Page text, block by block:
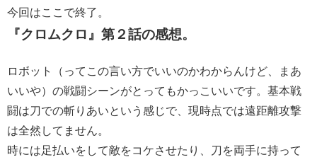
今回はここで終了。
『クロムクロ』第２話の感想。
ロボット（ってこの言い方でいいのかわからんけど、まあ
いいや）の戦闘シーンがとってもかっこいいです。基本戦
闘は刀での斬りあいという感じで、現時点では遠距離攻撃
は全然してません。
時には足払いをして敵をコケさせたり、刀を両手に持って